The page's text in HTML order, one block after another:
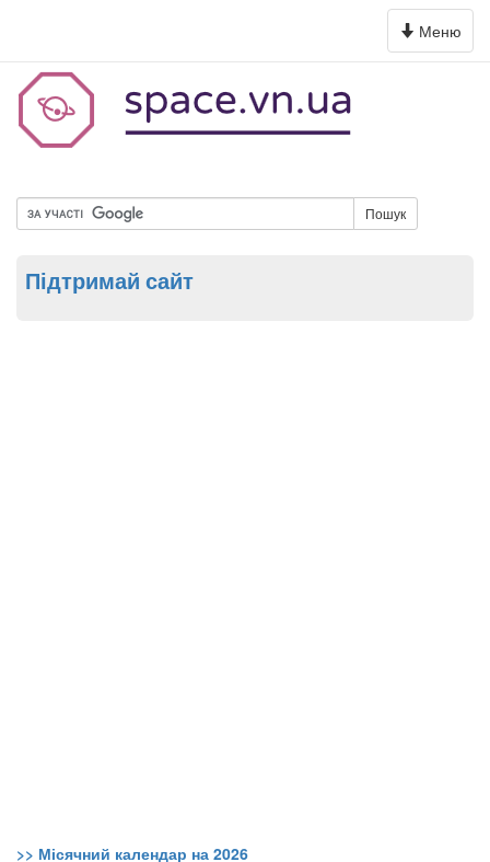
Toggle
navigation
Меню
Пошук
Підтримай сайт
>> Місячний календар на 2026